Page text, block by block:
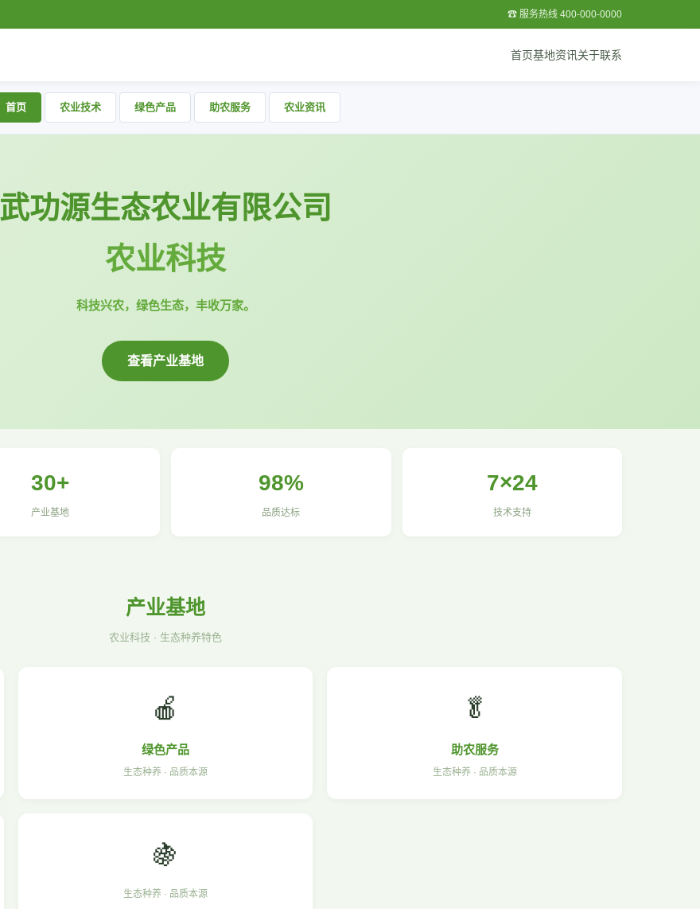
☎ 服务热线 400-000-0000
首页基地资讯关于联系
首页 农业技术 绿色产品 助农服务 农业资讯
武功源生态农业有限公司
农业科技
科技兴农，绿色生态，丰收万家。
查看产业基地
30+
产业基地
98%
品质达标
7×24
技术支持
产业基地
农业科技 · 生态种养特色
🍎
绿色产品
生态种养 · 品质本源
🥬
助农服务
生态种养 · 品质本源
🍇
生态种养 · 品质本源